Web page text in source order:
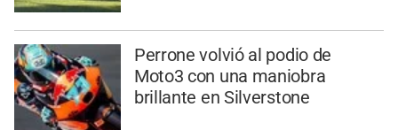
Perrone volvió al podio de
Moto3 con una maniobra
brillante en Silverstone